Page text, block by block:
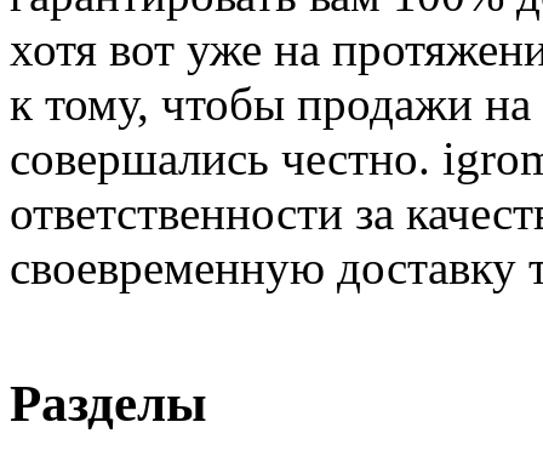
хотя вот уже на
к тому, чтобы продажи
совершались честно.
ответственности за
своевременную доставку
Разделы